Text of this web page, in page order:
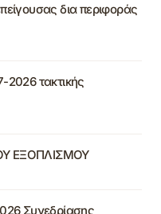
δια περιφοράς
τακτικής
ΕΞΟΠΛΙΣΜΟΥ
Συνεδρίασης